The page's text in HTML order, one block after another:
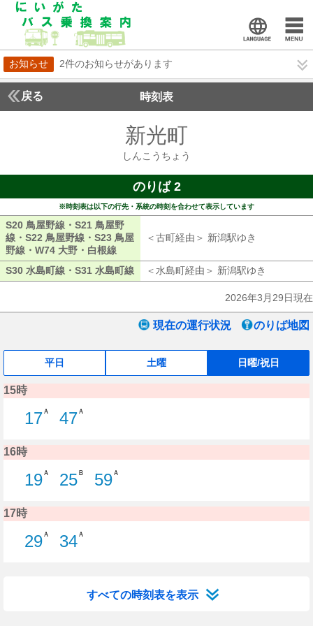
お知らせ 2件のお知らせがあります
戻る 時刻表
新光町
しんこうちょう
のりば 2
※時刻表は以下の行先・系統の時刻を合わせて表示しています
S20 鳥屋野線・S21 鳥屋野
線・S22 鳥屋野線・S23 鳥屋
野線・W74 大野・白根線
＜古町経由＞ 新潟駅ゆき
S30 水島町線・S31 水島町線 S30 水島町線・S31 水島町線
＜水島町経由＞ 新潟駅ゆき
2026年3月29日現在
現在の運行状況 のりば地図
平日 土曜 日曜/祝日
15時
17Ａ
47Ａ
16時
19Ａ
25Ｂ
59Ａ
17時
29Ａ
34Ａ
すべての時刻表を表示